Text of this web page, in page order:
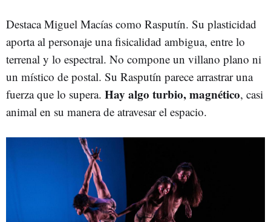
Destaca Miguel Macías como Rasputín. Su plasticidad
aporta al personaje una fisicalidad ambigua, entre lo
terrenal y lo espectral. No compone un villano plano ni
un místico de postal. Su Rasputín parece arrastrar una
fuerza que lo supera. Hay algo turbio, magnético, casi
animal en su manera de atravesar el espacio.